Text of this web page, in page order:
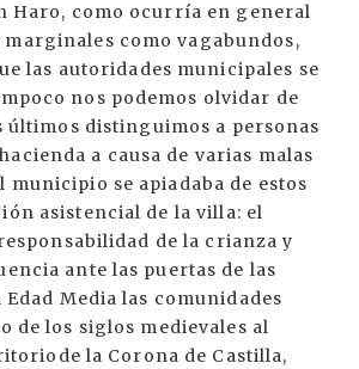
Haro, como ocurría en general
como vagabundos,
las autoridades municipales se
nos podemos olvidar de
distinguimos a personas
a causa de varias malas
municipio se apiadaba de estos
asistencial de la villa: el
de la crianza y
ante las puertas de las
Media las comunidades
de los siglos medievales al
la Corona de Castilla,